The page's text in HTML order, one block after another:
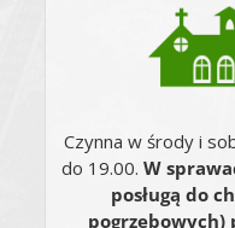
Czynna w środy i
do 19.00. W
posługą do
pogrzebowych)